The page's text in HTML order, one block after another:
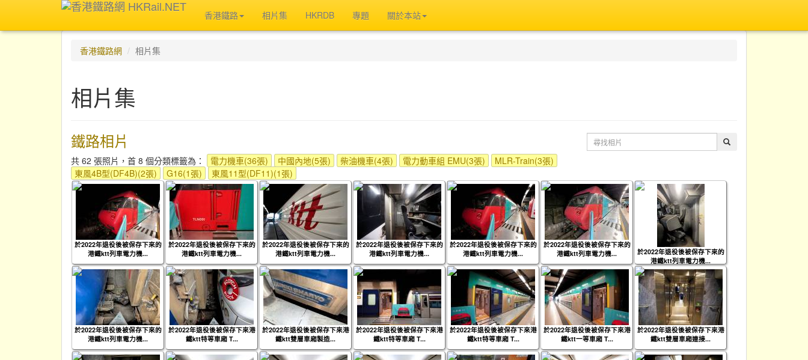
香港鐵路 相片集 HKRDB 專題 關於本站
香港鐵路網 相片集
相片集
鐵路相片
共 62 張照片，首 8 個分類標籤為： 電力機車(36張) 中國內地(5張) 柴油機車(4張) 電力動車組 EMU(3張)
MLR-Train(3張)
東風4B型(DF4B)(2張)
G16(1張) 東風11型(DF11)(1張)
於2022年退役後被保存下來的
港鐵ktt列車電力機...
於2022年退役後被保存下來的
港鐵ktt列車電力機...
於2022年退役後被保存下來的
港鐵ktt列車電力機...
於2022年退役後被保存下來的
港鐵ktt列車電力機...
於2022年退役後被保存下來的
港鐵ktt列車電力機...
於2022年退役後被保存下來的
港鐵ktt列車電力機...
於2022年退役後被保存下來的
港鐵ktt列車電力機...
於2022年退役後被保存下來的
港鐵ktt列車電力機...
於2022年退役後被保存下來港
鐵ktt特等車廂 T...
於2022年退役後被保存下來港
鐵ktt雙層車廂製造...
於2022年退役後被保存下來港
鐵ktt特等車廂 T...
於2022年退役後被保存下來港
鐵ktt特等車廂 T...
於2022年退役後被保存下來港
鐵ktt一等車廂 T...
於2022年退役後被保存下來港
鐵ktt雙層車廂連接...